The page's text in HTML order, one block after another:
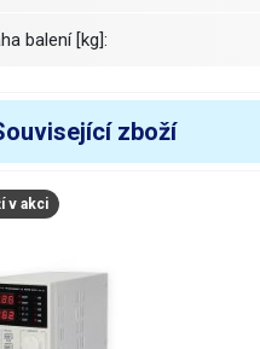
balení [kg]:
zboží
v akci